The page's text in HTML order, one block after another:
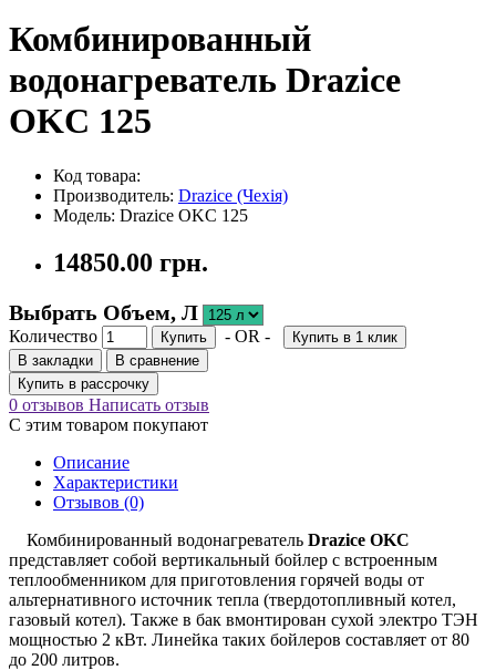
Комбинированный
водонагреватель Drazice
OKC 125
Код товара:
Производитель: Drazice (Чехія)
Модель: Drazice OKC 125
14850.00 грн.
Выбрать Объем, Л
Количество Купить - OR -
Купить в 1 клик
В закладки
В сравнение
Купить в рассрочку
0 отзывов Написать отзыв
С этим товаром покупают
Описание
Характеристики
Отзывов (0)
Комбинированный водонагреватель Drazice OKC
представляет собой вертикальный бойлер с встроенным
теплообменником для приготовления горячей воды от
альтернативного источник тепла (твердотопливный котел,
газовый котел). Также в бак вмонтирован сухой электро ТЭН
мощностью 2 кВт. Линейка таких бойлеров составляет от 80
до 200 литров.